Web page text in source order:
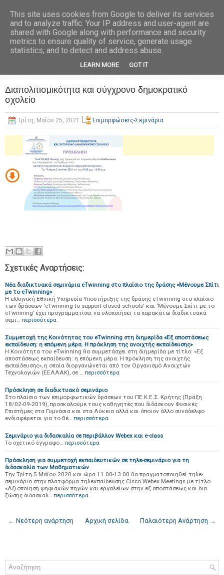
Διαπολιτισμικότητα και σύγχρονο δημοκρατικό
σχολείο
Τρίτη, Μαΐου 25, 2021 Επιμορφώσεις-Σεμινάρια
Σχετικές Αναρτήσεις:
Νέα διαδικτυακά σεμινάρια eTwinning στο πλαίσιο της δράσης «Μένουμε Σπίτι
με το eTwinning»
Η ελληνική Εθνική Υπηρεσία Υποστήριξης της δράσης eTwinning στο πλαίσιο
των δράσεων 'eTwinning to support closed schools' και ‘Μένουμε Σπίτι με το
eTwinning’ έχει προγραμματίσει να υλοποιήσει τα παρακάτω διαδικτυακά
σεμι… περισσότερα
Συμμετοχή της Κοινότητας του eTwinning στη διημερίδα «Εξ αποστάσεως
εκπαίδευση: η επόμενη μέρα. Η πρόκληση της ανοιχτής εκπαίδευσης»
Η Κοινότητα του eTwinning θα συμμετάσχει στη διημερίδα με τίτλο: «Εξ
αποστάσεως εκπαίδευση: η επόμενη μέρα. Η πρόκληση της ανοιχτής
εκπαίδευσης», η οποία διοργανώνεται από τον Οργανισμό Ανοιχτών
Τεχνολογιών (ΕΕΛΛΑΚ), σε … περισσότερα
Πρόσκληση σε διαδικτυακό σεμινάριο
Στο πλαίσιο των επιμορφωτικών δράσεων του ΠΕ.Κ.Ε.Σ. Κρήτης (Πράξη
18/02-09-2019), προσκαλούμε τους καθηγητές που διδάσκουν Φυσικές
Επιστήμες στα Γυμνάσια και στα Λύκεια αλλά και όποιον άλλο συνάδελφο
ενδιαφέρεται για το θέ… περισσότερα
Σεμινάριο για διδασκαλία σε περιβάλλον Webex και e-class
To σχετικό έγγραφο… περισσότερα
Πρόσκληση για συμμετοχή εκπαιδευτικών σε τηλε-σεμινάριο για τη
διδασκαλία των Μαθηματικών
Tην Τρίτη 5 Μαΐου 2020 και ώρα 11.00-13.00 θα πραγματοποιηθεί τηλε-
σεμινάριο στην πλατφόρμα τηλεκπαίδευσης Cisco Webex Meetings με τίτλο
«Αξιοποίηση ψηφιακών πηγών και εργαλείων στην εξ αποστάσεως και δια
ζώσης διδασκαλ… περισσότερα
← Νεότερη ανάρτηση Παλαιότερη Ανάρτηση →
Αρχική σελίδα
This site uses cookies from Google to deliver its services
and to analyze traffic. Your IP address and user-agent are
shared with Google along with performance and security
metrics to ensure quality of service, generate usage
statistics, and to detect and address abuse.
LEARN MORE GOT IT